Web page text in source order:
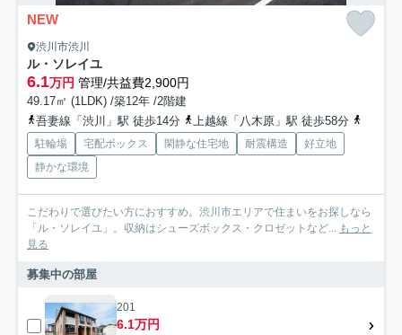
NEW
渋川市渋川
ル・ソレイユ
6.1万円 管理/共益費2,900円
49.17㎡ (1LDK) /築12年 /2階建
吾妻線「渋川」駅 徒歩14分
上越線「八木原」駅 徒歩58分
駐輪場 宅配ボックス 閑静な住宅地 耐震構造
好立地
静かな環境
こだわりで選びたい方におすすめ。渋川市エリアで住まいをお探しなら
「ル・ソレイユ」。収納はシューズボックス・クロゼットなど... もっと
見る
募集中の部屋
201
6.1万円